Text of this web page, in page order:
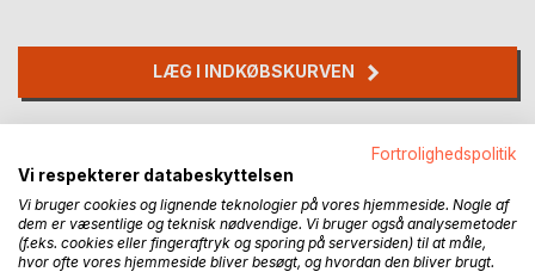
LÆG I INDKØBSKURVEN
Anmeld titel
Fortrolighedspolitik
Vi respekterer databeskyttelsen
Vi bruger cookies og lignende teknologier på vores hjemmeside. Nogle af
dem er væsentlige og teknisk nødvendige. Vi bruger også analysemetoder
(f.eks. cookies eller fingeraftryk og sporing på serversiden) til at måle,
hvor ofte vores hjemmeside bliver besøgt, og hvordan den bliver brugt.